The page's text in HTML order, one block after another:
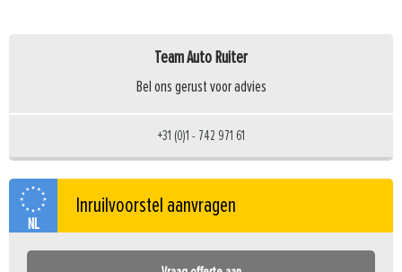
Team Auto Ruiter
Bel ons gerust voor advies
+31 (0)1 - 742 971 61
NL